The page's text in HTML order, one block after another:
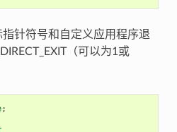
针符号和自定义应用程序退
（可以为1或
;